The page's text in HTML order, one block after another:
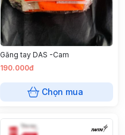
Găng tay DAS -Cam
190.000đ
Chọn mua